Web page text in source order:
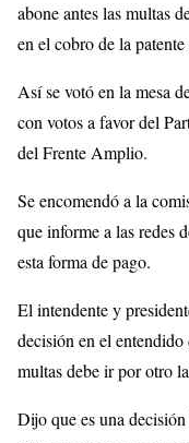
abone antes las multas
en el cobro de la
Así se votó en la mesa
con votos a favor del
del Frente Amplio.
Se encomendó a la
que informe a las redes
esta forma de pago.
El intendente y
decisión en el
multas debe ir por otro
Dijo que es una